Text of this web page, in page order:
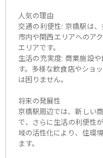
人気の理由
交通の利便性: 京橋駅は
市内や関西エリアへのア
エリアです。
生活の充実度: 商業施設
す。多様な飲食店やショ
は困りません。
将来の発展性
京橋駅周辺では、新しい
で、さらに生活の利便性
域の活性化により、住環
ます。